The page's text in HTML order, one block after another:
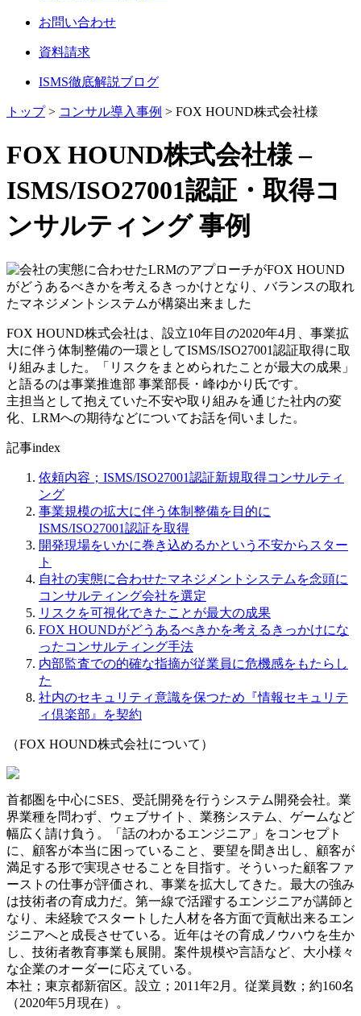
お問い合わせ
資料請求
ISMS徹底解説ブログ
トップ> コンサル導入事例 > FOX HOUND株式会社様
FOX HOUND株式会社様 –
ISMS/ISO27001認証・取得コ
ンサルティング 事例
FOX HOUND株式会社は、設立10年目の2020年4月、事業拡
大に伴う体制整備の一環としてISMS/ISO27001認証取得に取
り組みました。「リスクをまとめられたことが最大の成果」
と語るのは事業推進部 事業部長・峰ゆかり氏です。
主担当として抱えていた不安や取り組みを通じた社内の変
化、LRMへの期待などについてお話を伺いました。
記事index
依頼内容；ISMS/ISO27001認証新規取得コンサルティ
ング
事業規模の拡大に伴う体制整備を目的に
ISMS/ISO27001認証を取得
開発現場をいかに巻き込めるかという不安からスター
ト
自社の実態に合わせたマネジメントシステムを念頭に
コンサルティング会社を選定
リスクを可視化できたことが最大の成果
FOX HOUNDがどうあるべきかを考えるきっかけにな
ったコンサルティング手法
内部監査での的確な指摘が従業員に危機感をもたらし
た
社内のセキュリティ意識を保つため『情報セキュリテ
ィ倶楽部』を契約
（FOX HOUND株式会社について）
首都圏を中心にSES、受託開発を行うシステム開発会社。業
界業種を問わず、ウェブサイト、業務システム、ゲームなど
幅広く請け負う。「話のわかるエンジニア」をコンセプト
に、顧客が本当に困っていること、要望を聞き出し、顧客が
満足する形で実現させることを目指す。そういった顧客ファ
ーストの仕事が評価され、事業を拡大してきた。最大の強み
は技術者の育成力だ。第一線で活躍するエンジニアが講師と
なり、未経験でスタートした人材を各方面で貢献出来るエン
ジニアへと成長させている。近年はその育成ノウハウを生か
し、技術者教育事業も展開。案件規模や言語など、大小様々
な企業のオーダーに応えている。
本社；東京都新宿区。設立；2011年2月。従業員数；約160名
（2020年5月現在）。